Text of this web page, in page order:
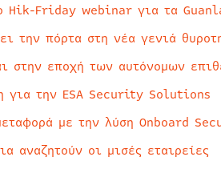
Hik-Friday webinar για τα
την πόρτα στη νέα γενιά
στην εποχή των αυτόνομων
για την ESA Security Solutions
με την λύση Onboard
αναζητούν οι μισές εταιρείες